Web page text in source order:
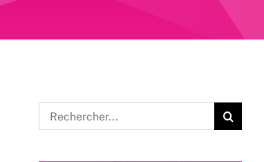
Rechercher: